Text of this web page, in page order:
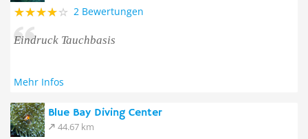
2 Bewertungen
Eindruck Tauchbasis
Mehr Infos
Blue Bay Diving Center
44.67 km